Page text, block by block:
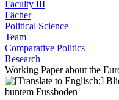
Faculty III
Fächer
Political Science
Team
Comparative Politics
Research
Working Paper about the